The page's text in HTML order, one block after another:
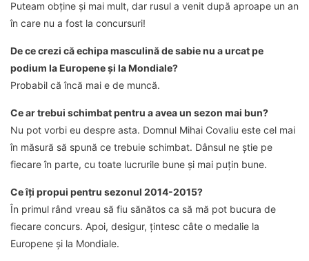
Puteam obține și mai mult, dar rusul a venit după aproape un an
în care nu a fost la concursuri!
De ce crezi că echipa masculină de sabie nu a urcat pe
podium la Europene și la Mondiale?
Probabil că încă mai e de muncă.
Ce ar trebui schimbat pentru a avea un sezon mai bun?
Nu pot vorbi eu despre asta. Domnul Mihai Covaliu este cel mai
în măsură să spună ce trebuie schimbat. Dânsul ne știe pe
fiecare în parte, cu toate lucrurile bune și mai puțin bune.
Ce îți propui pentru sezonul 2014-2015?
În primul rând vreau să fiu sănătos ca să mă pot bucura de
fiecare concurs. Apoi, desigur, țintesc câte o medalie la
Europene și la Mondiale.